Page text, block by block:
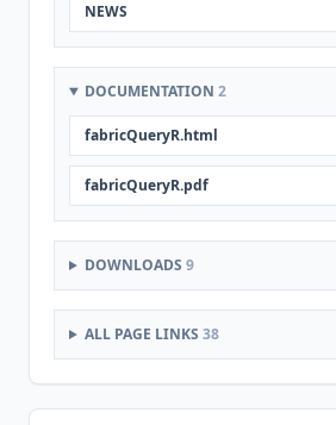
NEWS
DOCUMENTATION 2
fabricQueryR.html
fabricQueryR.pdf
DOWNLOADS 9
ALL PAGE LINKS 38